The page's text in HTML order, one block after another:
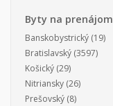
Byty na prenájom
Banskobystrický (19)
Bratislavský (3597)
Košický (29)
Nitriansky (26)
Prešovský (8)